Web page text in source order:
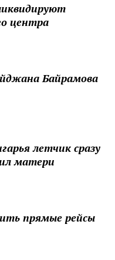
центра
Байрамова
летчик сразу
матери
прямые рейсы